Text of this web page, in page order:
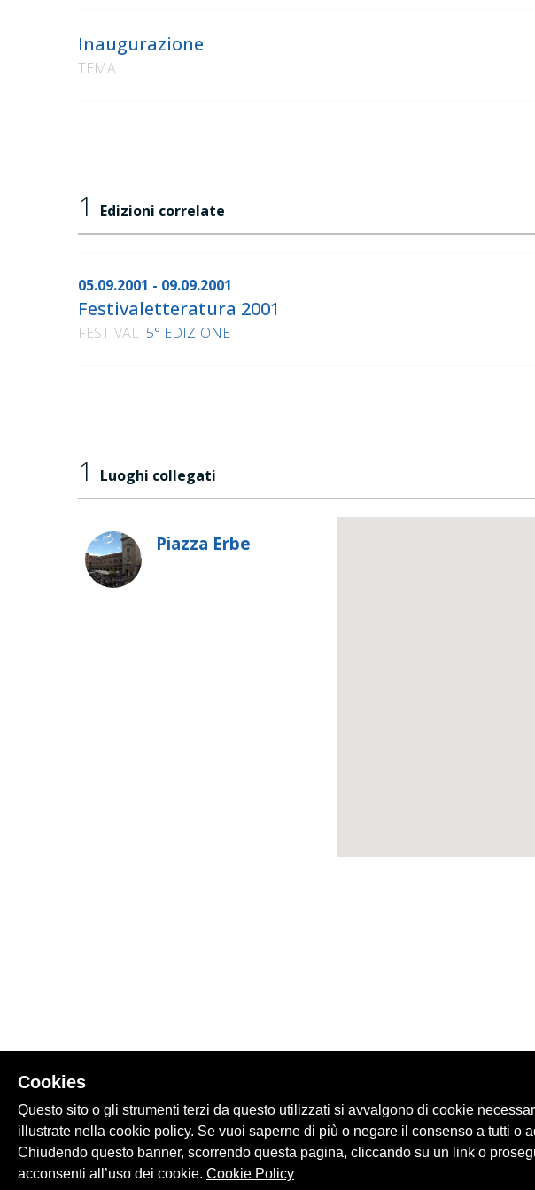
Inaugurazione
TEMA
1 Edizioni correlate
05.09.2001 - 09.09.2001
Festivaletteratura 2001
FESTIVAL 5° EDIZIONE
1 Luoghi collegati
Piazza Erbe
Cookies
Questo sito o gli strumenti terzi da questo utilizzati si avvalgono di cookie
illustrate nella cookie policy. Se vuoi saperne di più o negare il consenso a tutti o
Chiudendo questo banner, scorrendo questa pagina, cliccando su un link o
acconsenti all’uso dei cookie. Cookie Policy